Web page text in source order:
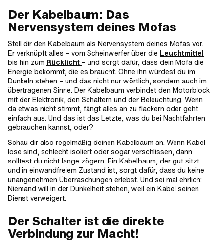
Der Kabelbaum: Das
Nervensystem deines Mofas
Stell dir den Kabelbaum als Nervensystem deines Mofas vor.
Er verknüpft alles – vom Scheinwerfer über die Leuchtmittel
bis hin zum Rücklicht – und sorgt dafür, dass dein Mofa die
Energie bekommt, die es braucht. Ohne ihn würdest du im
Dunkeln stehen – und das nicht nur wörtlich, sondern auch im
übertragenen Sinne. Der Kabelbaum verbindet den Motorblock
mit der Elektronik, den Schaltern und der Beleuchtung. Wenn
da etwas nicht stimmt, fängt alles an zu flackern oder geht
einfach aus. Und das ist das Letzte, was du bei Nachtfahrten
gebrauchen kannst, oder?
Schau dir also regelmäßig deinen Kabelbaum an. Wenn Kabel
lose sind, schlecht isoliert oder sogar verschlissen, dann
solltest du nicht lange zögern. Ein Kabelbaum, der gut sitzt
und in einwandfreiem Zustand ist, sorgt dafür, dass du keine
unangenehmen Überraschungen erlebst. Und sei mal ehrlich:
Niemand will in der Dunkelheit stehen, weil ein Kabel seinen
Dienst verweigert.
Der Schalter ist die direkte
Verbindung zur Macht!